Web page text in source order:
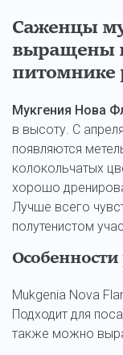
Саженцы
выращены
питомнике
Мукгения Нова
в высоту. С
появляются
колокольчатых
хорошо
Лучше всего
полутенистом
Особенности
Mukgenia Nova
Подходит для
также можно